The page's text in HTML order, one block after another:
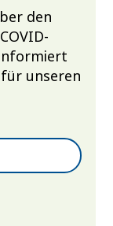
den
für unseren